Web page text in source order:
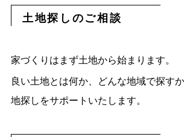
土地探しのご相談
家づくりはまず土地から始まります。
良い土地とは何か、どんな地域で探す
地探しをサポートいたします。